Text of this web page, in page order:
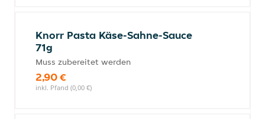
Knorr Pasta Käse-Sahne-Sauce
71g
Muss zubereitet werden
2,90 €
inkl. Pfand (0,00 €)